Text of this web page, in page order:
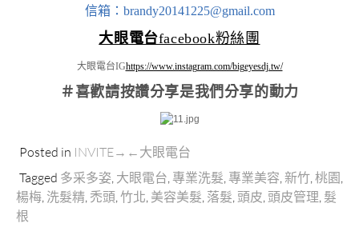
信箱：brandy20141225@gmail.com
大眼電台facebook粉絲團
大眼電台IGhttps://www.instagram.com/bigeyesdj.tw/
＃喜歡請按讚分享是我們分享的動力
Posted in INVITE→←大眼電台
Tagged 多采多姿 大眼電台 專業洗髮 專業美容 新竹 桃園
楊梅 洗髮精 禿頭 竹北 美容美髮 落髮 頭皮 頭皮管理 髮
根